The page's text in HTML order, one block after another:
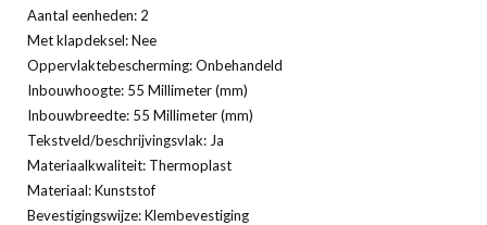
Aantal eenheden: 2
Met klapdeksel: Nee
Oppervlaktebescherming: Onbehandeld
Inbouwhoogte: 55 Millimeter (mm)
Inbouwbreedte: 55 Millimeter (mm)
Tekstveld/beschrijvingsvlak: Ja
Materiaalkwaliteit: Thermoplast
Materiaal: Kunststof
Bevestigingswijze: Klembevestiging